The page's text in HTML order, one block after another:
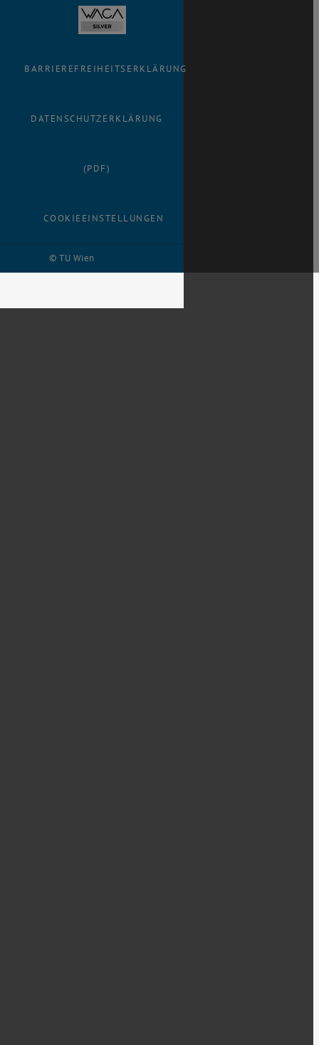
© TU Wien
BARRIEREFREIHEITSERKLÄRUNG
DATENSCHUTZERKLÄRUNG
(PDF)
COOKIEEINSTELLUNGEN